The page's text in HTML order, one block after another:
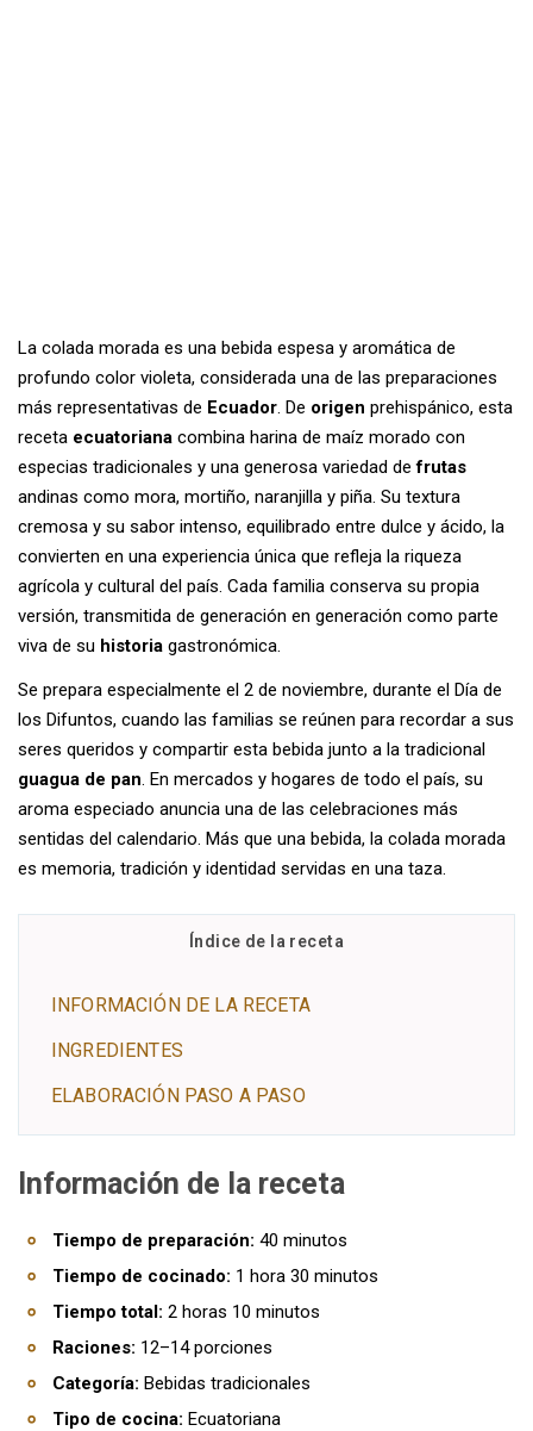
La colada morada es una bebida espesa y aromática de
profundo color violeta, considerada una de las preparaciones
más representativas de Ecuador . De origen prehispánico, esta
receta ecuatoriana combina harina de maíz morado con
especias tradicionales y una generosa variedad defrutas
andinas como mora, mortiño, naranjilla y piña. Su textura
cremosa y su sabor intenso, equilibrado entre dulce y ácido, la
convierten en una experiencia única que refleja la riqueza
agrícola y cultural del país. Cada familia conserva su propia
versión, transmitida de generación en generación como parte
viva de su historia gastronómica.
Se prepara especialmente el 2 de noviembre, durante el Día de
los Difuntos, cuando las familias se reúnen para recordar a sus
seres queridos y compartir esta bebida junto a la tradicional
guagua de pan. En mercados y hogares de todo el país, su
aroma especiado anuncia una de las celebraciones más
sentidas del calendario. Más que una bebida, la colada morada
es memoria, tradición y identidad servidas en una taza.
Índice de la receta
INFORMACIÓN DE LA RECETA
INGREDIENTES
ELABORACIÓN PASO A PASO
Información de la receta
Tiempo de preparación: 40 minutos
Tiempo de cocinado: 1 hora 30 minutos
Tiempo total: 2 horas 10 minutos
Raciones: 12–14 porciones
Categoría: Bebidas tradicionales
Tipo de cocina: Ecuatoriana